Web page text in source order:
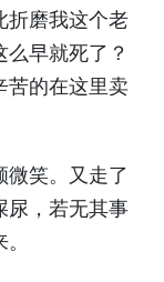
折磨我这个老
早就死了？
苦的在这里卖
微笑。又走了
尿，若无其事